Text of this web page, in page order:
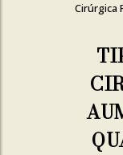
Cirúrgica